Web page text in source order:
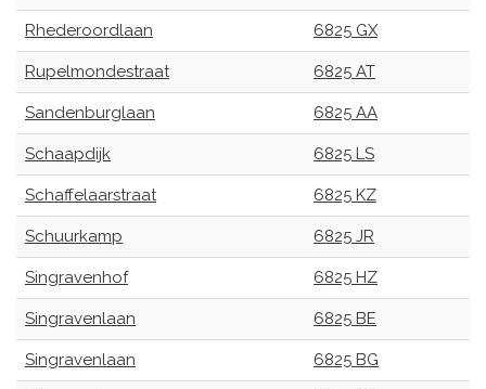
Rhederoordlaan 6825 GX
Rupelmondestraat 6825 AT
Sandenburglaan 6825 AA
Schaapdijk 6825 LS
Schaffelaarstraat 6825 KZ
Schuurkamp 6825 JR
Singravenhof 6825 HZ
Singravenlaan 6825 BE
Singravenlaan 6825 BG